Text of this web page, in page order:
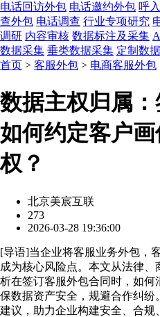
电话回访外包 电话邀约外包 呼
查外包 电话调查 行业专项研究
调研 内容审核 数据标注及采集
数据采集 垂类数据采集 定制数
首页 > 客服外包 > 电商客服外包
数据主权归属：
如何约定客户
权？
北京美宸互联
273
2026-03-28 19:36:00
[导语]当企业将客服业务外包，
成为核心风险点。本文从法律
析在签订客服外包合同时，如
保数据资产安全，规避合作纠
建议，助力企业构建安全、合规